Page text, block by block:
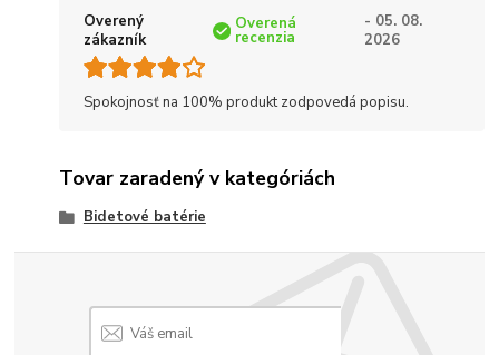
Overený
zákazník
Overená
recenzia
- 05. 08.
2026
Spokojnosť na 100% produkt zodpovedá popisu.
Tovar zaradený v kategóriách
Bidetové batérie